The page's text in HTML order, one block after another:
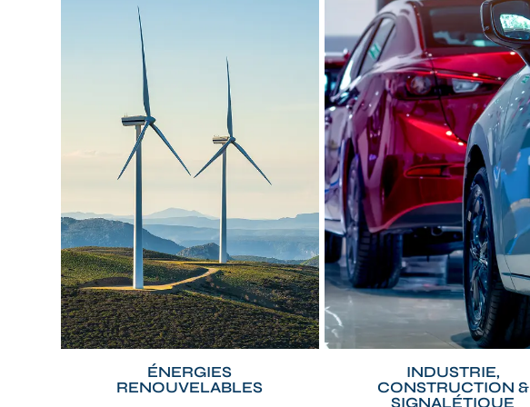
ÉNERGIES
RENOUVELABLES
INDUSTRIE,
CONSTRUCTION &
SIGNALÉTIQUE